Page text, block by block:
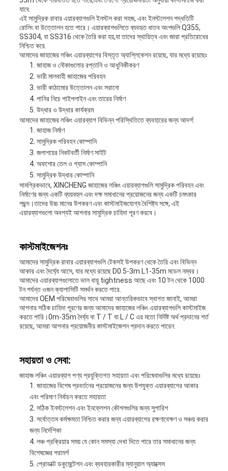
যাবে.
এই সামুদ্রিক রাবার এয়ারব্যাগগুলি ইনস্টল করা সহজ, এবং ইনস্টলেশন পদ্ধতিটি
রোলিং বা উত্তোলন হতে পারে। এয়ারব্যাগগুলিতে ব্যবহৃত ধাতব অংশগুলি Q355,
SS304, বা SS316 থেকে তৈরি করা হয়,যা তাদের স্থায়িত্ব এবং জারা প্রতিরোধের
নিশ্চিত করে.
আমাদের জাহাজের লঞ্চিং এয়ারব্যাগের বিস্তৃত অ্যাপ্লিকেশন রয়েছে, যার মধ্যে রয়েছেঃ
জাহাজ ও নৌকাগুলোর রপ্তানি ও আধুনিকীকরণ
ভারী মালবাহী জাহাজের পরিবহন
ভারী কাঠামোর উত্তোলন এবং সরানো
পানির নিচে পাইপলাইন এবং তারের নির্মাণ
উদ্ধার ও উদ্ধার কার্যক্রম
আমাদের জাহাজের লঞ্চিং এয়ারব্যাগ বিভিন্ন পরিস্থিতিতে ব্যবহারের জন্য আদর্শ:
জাহাজ নির্মাণ
সামুদ্রিক পরিবহন কোম্পানি
জলাশয়ের নিকটবর্তী নির্মাণ সাইট
অফশোর তেল ও গ্যাস কোম্পানি
সামুদ্রিক উদ্ধার কোম্পানি
সামগ্রিকভাবে, XINCHENG জাহাজের লঞ্চিং এয়ারব্যাগগুলি সামুদ্রিক পরিবহন এবং
নির্মাণের জন্য একটি ব্যয়বহুল এবং দক্ষ সমাধানের প্রয়োজনের জন্য একটি চমৎকার
পছন্দ।তাদের উচ্চ মানের উপকরণ এবং কাস্টমাইজযোগ্য বৈশিষ্ট্য সঙ্গে, এই
এয়ারব্যাগগুলো অবশ্যই আপনার সামুদ্রিক চাহিদা পূরণ করবে।
কাস্টমাইজেশনঃ
আমাদের সামুদ্রিক রাবার এয়ারব্যাগগুলি টেকসই উপকরণ থেকে তৈরি এবং বিভিন্ন
আকার এবং দৈর্ঘ্যে আসে, যার মধ্যে রয়েছে D0.5-3m L1-35m মডেল নম্বর।
আমাদের এয়ারব্যাগগুলোতে ভাল বায়ু tightness আছে এবং 10 টন থেকে 1000
টন পর্যন্ত ওজন ক্যাপাসিটি সমর্থন করতে পারে.
আমাদের OEM পরিষেবাগুলির সাথে আমরা আন্তরিকভাবে স্বাগত জানাই, আমরা
আপনার সঠিক চাহিদা পূরণের জন্য আমাদের জাহাজের লঞ্চিং এয়ারব্যাগগুলি কাস্টমাইজ
করতে পারি।0m-35m দৈর্ঘ্য বা T / T বা L / C এর মতো নির্দিষ্ট অর্থ প্রদানের শর্ত
রয়েছে, আমরা আপনার প্রয়োজনীয় কাস্টমাইজেশন প্রদান করতে পারেন.
সহায়তা ও সেবা:
জাহাজ লঞ্চিং এয়ারব্যাগ পণ্য প্রযুক্তিগত সহায়তা এবং পরিষেবাগুলির মধ্যে রয়েছেঃ
জাহাজের বিশেষ প্রবর্তনের প্রয়োজনের জন্য উপযুক্ত এয়ারব্যাগের আকার
এবং পরিমাণ নির্বাচন করতে সহায়তা
সঠিক ইনস্টলেশন এবং ইনফ্লেশন কৌশলগুলির জন্য সুপারিশ
সর্বোত্তম কর্মক্ষমতা নিশ্চিত করার জন্য এয়ারব্যাগের রক্ষণাবেক্ষণ ও সঞ্চয় করার
জন্য নির্দেশিকা
লঞ্চ প্রক্রিয়ার সময় যে কোন সমস্যা দেখা দিতে পারে তার সমাধানের জন্য
বিশেষজ্ঞের পরামর্শ
প্রোডাক্ট ডকুমেন্টেশন এবং ব্যবহারকারীর ম্যানুয়াল অ্যাক্সেস